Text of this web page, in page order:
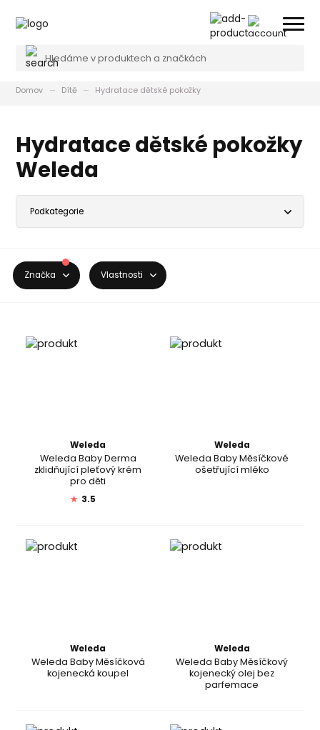
Domov Dítě Hydratace dětské pokožky
Hydratace dětské pokožky
Weleda
Značka Vlastnosti
Weleda
Weleda Baby Derma
zklidňující pleťový krém
pro děti
★ 3.5
Weleda
Weleda Baby Měsíčkové
ošetřující mléko
Weleda
Weleda Baby Měsíčková
kojenecká koupel
Weleda
Weleda Baby Měsíčkový
kojenecký olej bez
parfemace